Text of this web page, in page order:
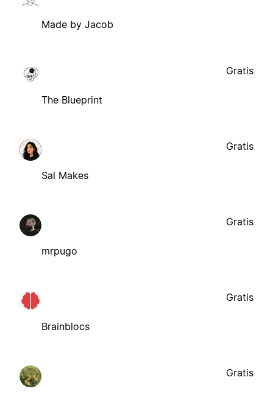
Made by Jacob
The Blueprint
Gratis
Sal Makes
Gratis
mrpugo
Gratis
Brainblocs
Gratis
Gratis